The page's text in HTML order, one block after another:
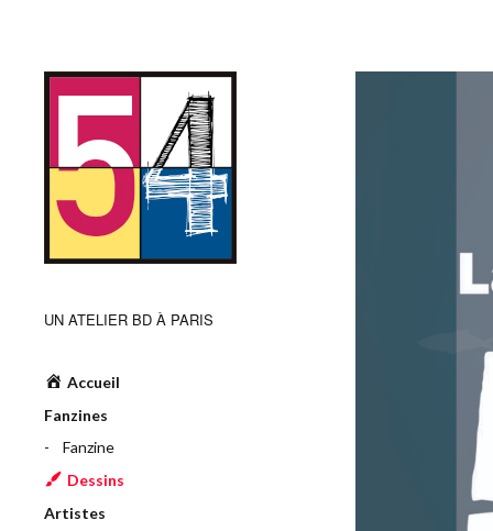
UN ATELIER BD À PARIS
Accueil
Fanzines
Fanzine
Dessins
Artistes